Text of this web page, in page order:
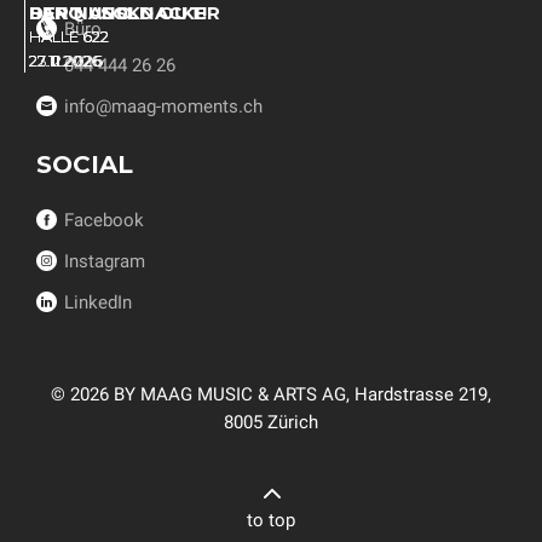
SANTIANO
HALLE 622
22.11.2026
BERQ - SOLD OUT!
HALLE 622
23.11.2026
DER NUSSKNACKER
HALLE 622
27.12.2026
Büro
044 444 26 26
info@maag-moments.ch
SOCIAL
Facebook
Instagram
LinkedIn
© 2026 BY MAAG MUSIC & ARTS AG, Hardstrasse 219,
8005 Zürich
to top